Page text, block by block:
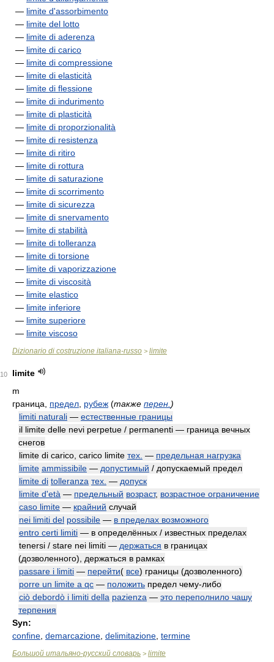
— limite d'assorbimento
— limite del lotto
— limite di aderenza
— limite di carico
— limite di compressione
— limite di elasticità
— limite di flessione
— limite di indurimento
— limite di plasticità
— limite di proporzionalità
— limite di resistenza
— limite di ritiro
— limite di rottura
— limite di saturazione
— limite di scorrimento
— limite di sicurezza
— limite di snervamento
— limite di stabilità
— limite di tolleranza
— limite di torsione
— limite di vaporizzazione
— limite di viscosità
— limite elastico
— limite inferiore
— limite superiore
— limite viscoso
Dizionario di costruzione italiana-russo > limite
10
limite
m
граница, предел рубеж (также перен. )
limiti naturali — естественные границы
il limite delle nevi perpetue / permanenti — граница вечных
снегов
limite di carico, carico limite тех. — предельная нагрузка
limite ammissibile — допустимый / допускаемый предел
limite di tolleranza тех. — допуск
limite d'età — предельный возраст, возрастное ограничение
caso limite — крайний случай
nei limiti del possibile — в пределах возможного
entro certi limiti — в определённых / известных пределах
tenersi / stare nei limiti — держаться в границах
(дозволенного), держаться в рамках
passare i limiti — перейти( все) границы (дозволенного)
porre un limite a qc — положить предел чему-либо
ciò debordò i limiti della pazienza — это переполнило чашу
терпения
Syn:
confine demarcazione delimitazione termine
Большой итальяно-русский словарь > limite